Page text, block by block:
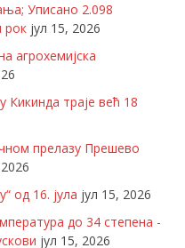
Уписано 2.098
рок јул 15, 2026
агрохемијска
Кикинда траје већ 18
прелазу Прешево
од 16. јула јул 15, 2026
до 34 степена -
јул 15, 2026